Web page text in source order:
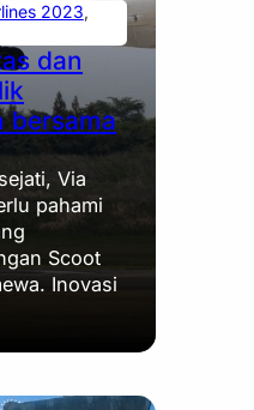
2023
dan
bersama
Via
pahami
Scoot
Inovasi